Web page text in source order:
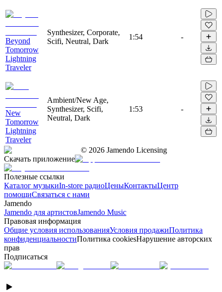
Beyond
Tomorrow
Lightning
Traveler
Synthesizer, Corporate,
Scifi, Neutral, Dark
1:54 -
New
Tomorrow
Lightning
Traveler
Ambient/New Age,
Synthesizer, Scifi,
Neutral, Dark
1:53 -
© 2026 Jamendo Licensing
Скачать приложение
Полезные ссылки
Каталог музыкиIn-store радиоЦеныКонтактыЦентр
помощиСвязаться с нами
Jamendo
Jamendo для артистовJamendo Music
Правовая информация
Общие условия использованияУсловия продажиПолитика
конфиденциальностиПолитика cookiesНарушение авторских
прав
Подписаться